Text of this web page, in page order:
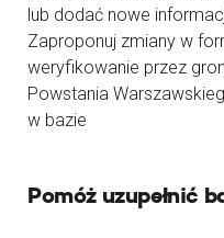
lub dodać nowe
Zaproponuj zmiany w
weryfikowanie przez
Powstania
w bazie
Pomóż uzupełnić